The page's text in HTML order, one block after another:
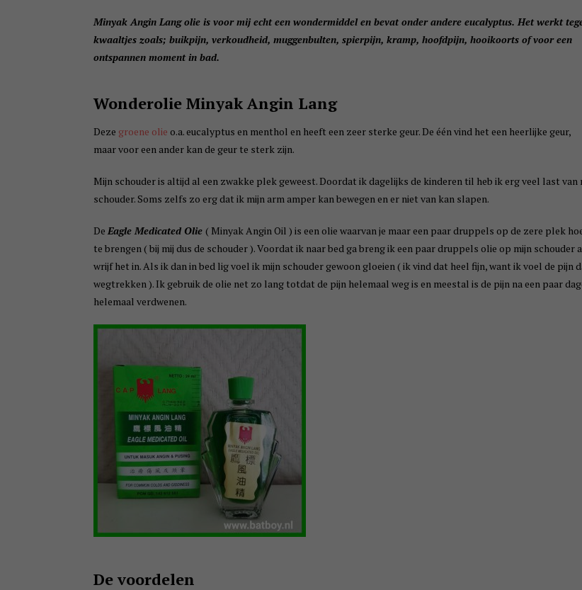
Minyak Angin Lang olie is voor mij echt een wondermiddel en bevat onder andere eucalyptus. Het werkt
kwaaltjes zoals; buikpijn, verkoudheid, muggenbulten, spierpijn, kramp, hoofdpijn, hooikoorts of voor een
ontspannen moment in bad.
Wonderolie Minyak Angin Lang
Deze groene olie o.a. eucalyptus en menthol en heeft een zeer sterke geur. De één vind het een heerlijke geur,
maar voor een ander kan de geur te sterk zijn.
Mijn schouder is altijd al een zwakke plek geweest. Doordat ik dagelijks de kinderen til heb ik erg veel last van
schouder. Soms zelfs zo erg dat ik mijn arm amper kan bewegen en er niet van kan slapen.
De Eagle Medicated Olie ( Minyak Angin Oil ) is een olie waarvan je maar een paar druppels op de zere plek
te brengen ( bij mij dus de schouder ). Voordat ik naar bed ga breng ik een paar druppels olie op mijn schouder
wrijf het in. Als ik dan in bed lig voel ik mijn schouder gewoon gloeien ( ik vind dat heel fijn, want ik voel de pijn
wegtrekken ). Ik gebruik de olie net zo lang totdat de pijn helemaal weg is en meestal is de pijn na een paar
helemaal verdwenen.
De voordelen